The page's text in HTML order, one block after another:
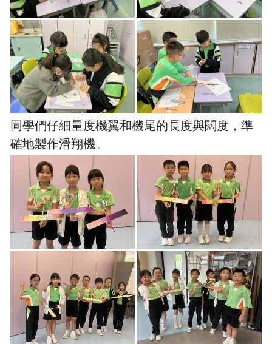
同學們仔細量度機翼和機尾的長度與闊度，準
確地製作滑翔機。